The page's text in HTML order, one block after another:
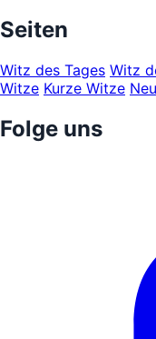
Seiten
Witz des Tages Witz
Witze Kurze Witze
Folge uns